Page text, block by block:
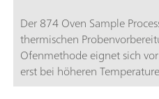
Der 874 Oven Sample
thermischen
Ofenmethode eignet sich
erst bei höheren
oder solche die mit dem KF-